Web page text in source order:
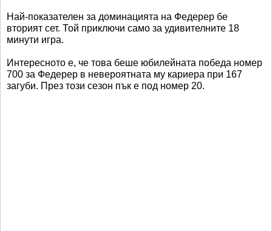
Най-показателен за доминацията на Федерер бе
вторият сет. Той приключи само за удивителните 18
минути игра.
Интересното е, че това беше юбилейната победа номер
700 за Федерер в невероятната му кариера при 167
загуби. През този сезон пък е под номер 20.